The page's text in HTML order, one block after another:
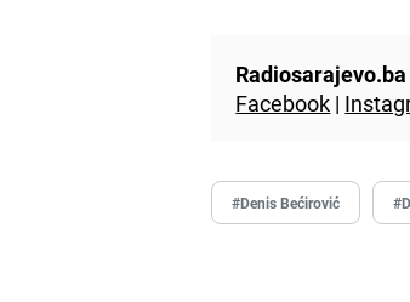
Radiosarajevo.ba
Facebook |
#Denis Bećirović